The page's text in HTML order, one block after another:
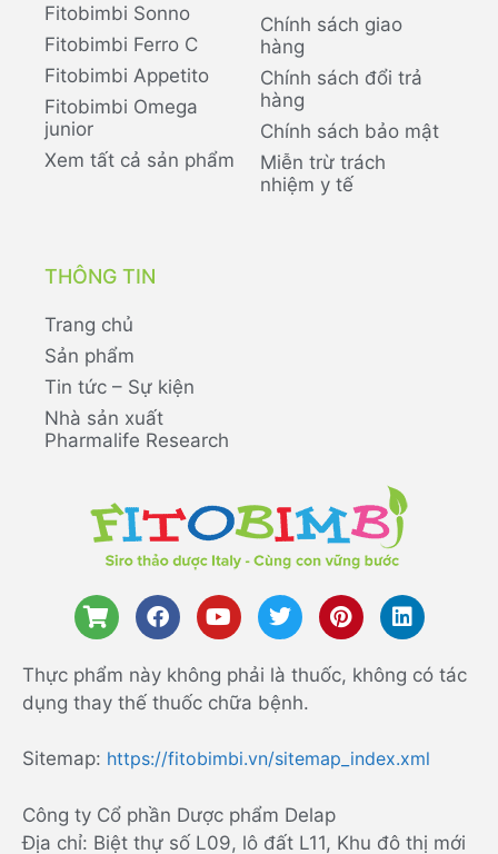
Fitobimbi Sonno
Fitobimbi Ferro C
Fitobimbi Appetito
Fitobimbi Omega
junior
Xem tất cả sản phẩm
Chính sách giao
hàng
Chính sách đổi trả
hàng
Chính sách bảo mật
Miễn trừ trách
nhiệm y tế
THÔNG TIN
Trang chủ
Sản phẩm
Tin tức – Sự kiện
Nhà sản xuất
Pharmalife Research
Thực phẩm này không phải là thuốc, không có tác
dụng thay thế thuốc chữa bệnh.
Sitemap: https://fitobimbi.vn/sitemap_index.xml
Công ty Cổ phần Dược phẩm Delap
Địa chỉ: Biệt thự số L09, lô đất L11, Khu đô thị mới